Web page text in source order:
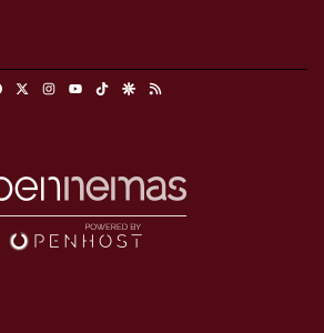
FacebookInstagramTikTokGoogle Discover